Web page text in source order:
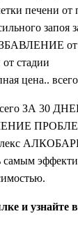
печени от
запоя
от
стадии
цена..
ЗА 30
самым
и узнайте